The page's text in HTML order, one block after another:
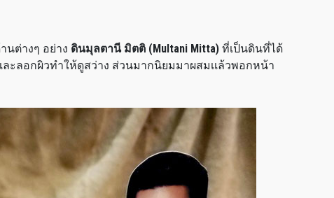
ต่างๆ อย่าง ดินมุลตานี มิตติ (Multani Mitta) ที่เป็นดินที่ได้
ะลอกผิวทำให้ดูสว่าง ส่วนมากนิยมมาผสมเเล้วพอกหน้า